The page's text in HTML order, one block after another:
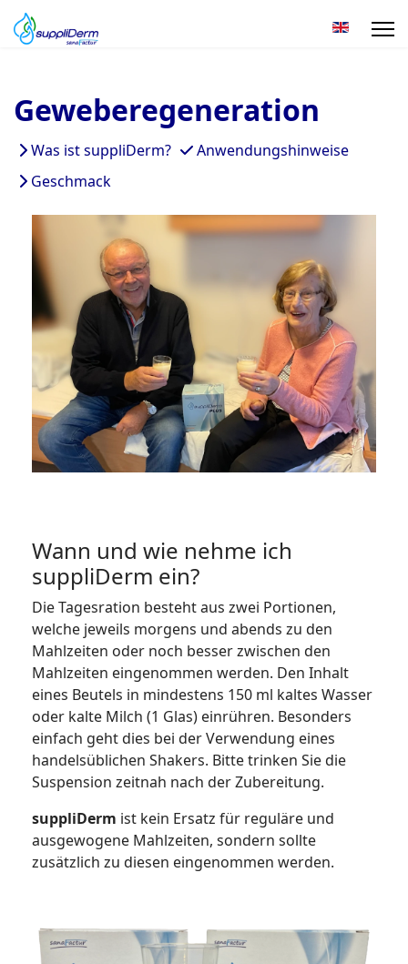
Sprache
Geweberegeneration
Was ist suppliDerm?
Anwendungshinweise
Geschmack
Wann und wie nehme ich
suppliDerm ein?
Die Tagesration besteht aus zwei Portionen,
welche jeweils morgens und abends zu den
Mahlzeiten oder noch besser zwischen den
Mahlzeiten eingenommen werden. Den Inhalt
eines Beutels in mindestens 150 ml kaltes Wasser
oder kalte Milch (1 Glas) einrühren. Besonders
einfach geht dies bei der Verwendung eines
handelsüblichen Shakers. Bitte trinken Sie die
Suspension zeitnah nach der Zubereitung.
suppliDerm ist kein Ersatz für reguläre und
ausgewogene Mahlzeiten, sondern sollte
zusätzlich zu diesen eingenommen werden.